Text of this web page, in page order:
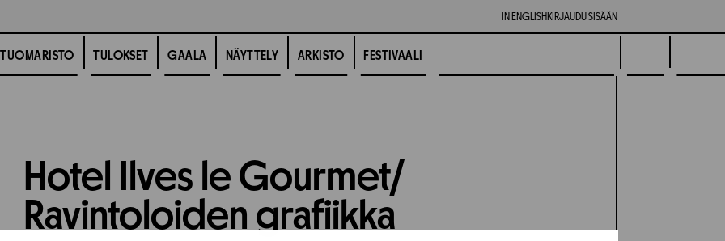
IN ENGLISH KIRJAUDU SISÄÄN
TUOMARISTO TULOKSET GAALA NÄYTTELY ARKISTO FESTIVAALI
Hotel Ilves le Gourmet/
Ravintoloiden grafiikka